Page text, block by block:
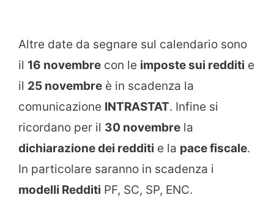
Altre date da segnare sul calendario sono
il 16 novembre con le imposte sui redditi e
il 25 novembre è in scadenza la
comunicazione INTRASTAT. Infine si
ricordano per il 30 novembre la
dichiarazione dei redditi e la pace fiscale.
In particolare saranno in scadenza i
modelli Redditi PF, SC, SP, ENC.